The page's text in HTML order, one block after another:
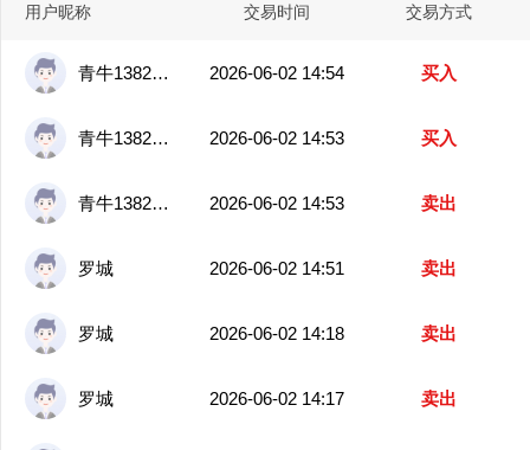
用户昵称 交易时间 交易方式
青牛13825208405 2026-06-02 14:54 买入
青牛13825208405 2026-06-02 14:53 买入
青牛13825208405 2026-06-02 14:53 卖出
罗城 2026-06-02 14:51 卖出
罗城 2026-06-02 14:18 卖出
罗城 2026-06-02 14:17 卖出